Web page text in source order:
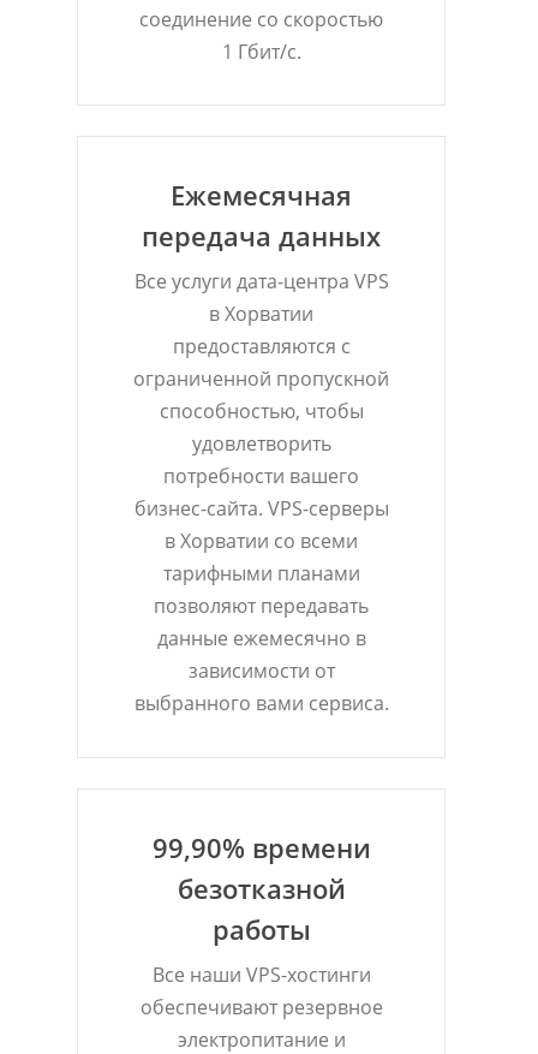
соединение со скоростью
1 Гбит/с.
Ежемесячная
передача данных
Все услуги дата-центра VPS
в Хорватии
предоставляются с
ограниченной пропускной
способностью, чтобы
удовлетворить
потребности вашего
бизнес-сайта. VPS-серверы
в Хорватии со всеми
тарифными планами
позволяют передавать
данные ежемесячно в
зависимости от
выбранного вами сервиса.
99,90% времени
безотказной
работы
Все наши VPS-хостинги
обеспечивают резервное
электропитание и